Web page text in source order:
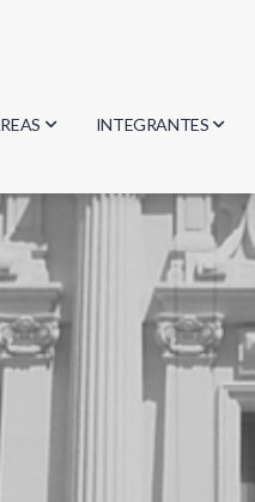
Biología
Física
Geociencias
Informática
Matemática
INTEGRANTES
Investigadores
Estudiantes
Egresados